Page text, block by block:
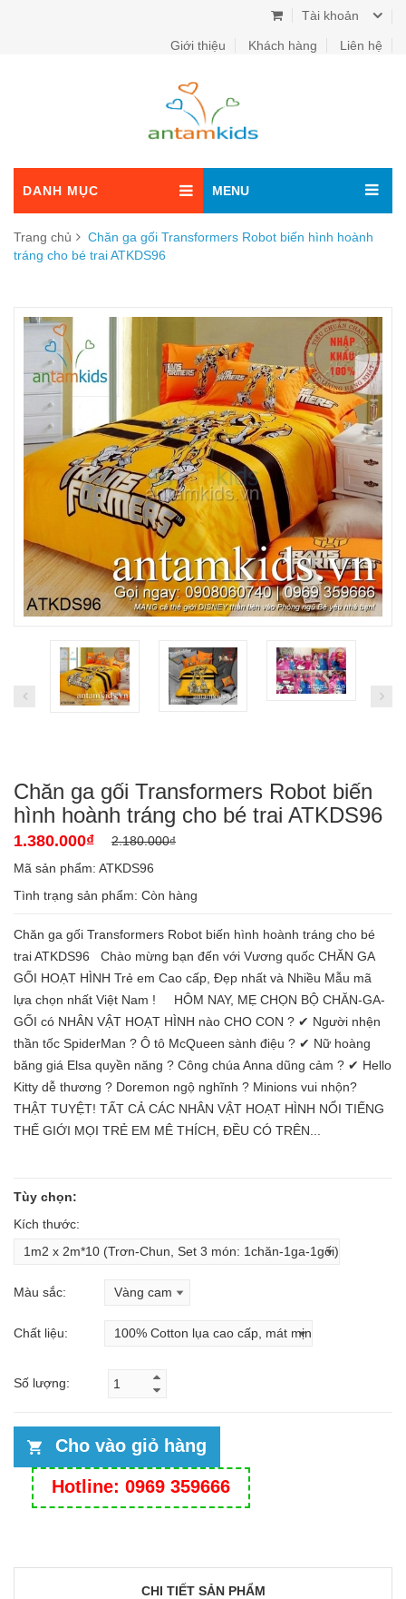
Tài khoản
Giới thiệu Khách hàng Liên hệ
DANH MỤC MENU
Trang chủ
Chăn ga gối Transformers Robot biến hình hoành
tráng cho bé trai ATKDS96
Chăn ga gối Transformers Robot biến
hình hoành tráng cho bé trai ATKDS96
1.380.000₫
2.180.000₫
Mã sản phẩm: ATKDS96
Tình trạng sản phẩm: Còn hàng
Chăn ga gối Transformers Robot biến hình hoành tráng cho bé
trai ATKDS96 Chào mừng bạn đến với Vương quốc CHĂN GA
GỐI HOẠT HÌNH Trẻ em Cao cấp, Đẹp nhất và Nhiều Mẫu mã
lựa chọn nhất Việt Nam ! HÔM NAY, MẸ CHỌN BỘ CHĂN-GA-
GỐI có NHÂN VẬT HOẠT HÌNH nào CHO CON ? ✔ Người nhện
thần tốc SpiderMan ? Ô tô McQueen sành điệu ? ✔ Nữ hoàng
băng giá Elsa quyền năng ? Công chúa Anna dũng cảm ? ✔ Hello
Kitty dễ thương ? Doremon ngộ nghĩnh ? Minions vui nhộn?
THẬT TUYỆT! TẤT CẢ CÁC NHÂN VẬT HOẠT HÌNH NỔI TIẾNG
THẾ GIỚI MỌI TRẺ EM MÊ THÍCH, ĐỀU CÓ TRÊN...
Tùy chọn:
Kích thước:
Màu sắc:
Chất liệu:
Số lượng:
Cho vào giỏ hàng
Hotline: 0969 359666
CHI TIẾT SẢN PHẨM